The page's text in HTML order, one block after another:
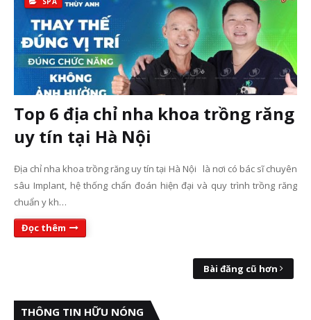
Top 6 địa chỉ nha khoa trồng răng
uy tín tại Hà Nội
Địa chỉ nha khoa trồng răng uy tín tại Hà Nội là nơi có bác sĩ chuyên
sâu Implant, hệ thống chẩn đoán hiện đại và quy trình trồng răng
chuẩn y kh…
Đọc thêm
Bài đăng cũ hơn
THÔNG TIN HỮU NÓNG